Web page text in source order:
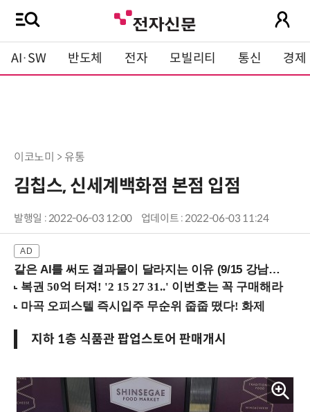
AI·SW 반도체 전자 모빌리티 통신 경제
이코노미 > 유통
김칩스, 신세계백화점 본점 입점
발행일 : 2022-06-03 12:00 업데이트 : 2022-06-03 11:24
같은 AI를 써도 결과물이 달라지는 이유 (9/15 강남역)
지하 1층 식품관 팝업스토어 판매개시